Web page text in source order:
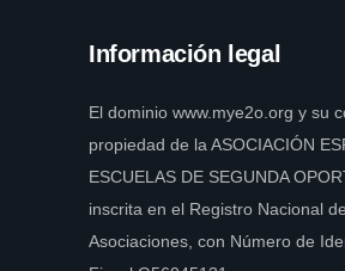
Información legal
El dominio www.mye2o.org y su
propiedad de la ASOCIACIÓN
ESCUELAS DE SEGUNDA
inscrita en el Registro Nacional de
Asociaciones, con Número de